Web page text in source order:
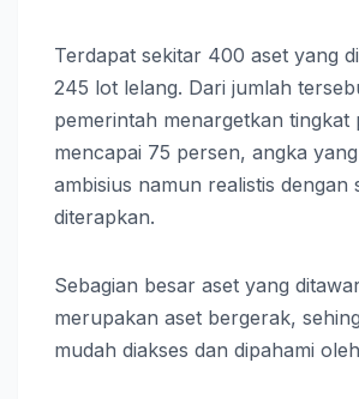
Terdapat sekitar 400 aset yang
245 lot lelang. Dari jumlah
pemerintah menargetkan tingkat
mencapai 75 persen, angka
ambisius namun realistis dengan
diterapkan.
Sebagian besar aset yang
merupakan aset bergerak,
mudah diakses dan dipahami